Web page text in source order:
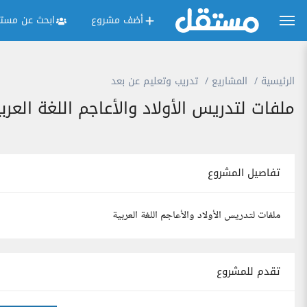
أضف مشروع ابحث عن
الرئيسية المشاريع تدريب وتعليم عن بعد
ملفات لتدريس الأولاد والأعاجم اللغة
تفاصيل المشروع
ملفات لتدريس الأولاد والأعاجم اللغة العربية
تقدم للمشروع